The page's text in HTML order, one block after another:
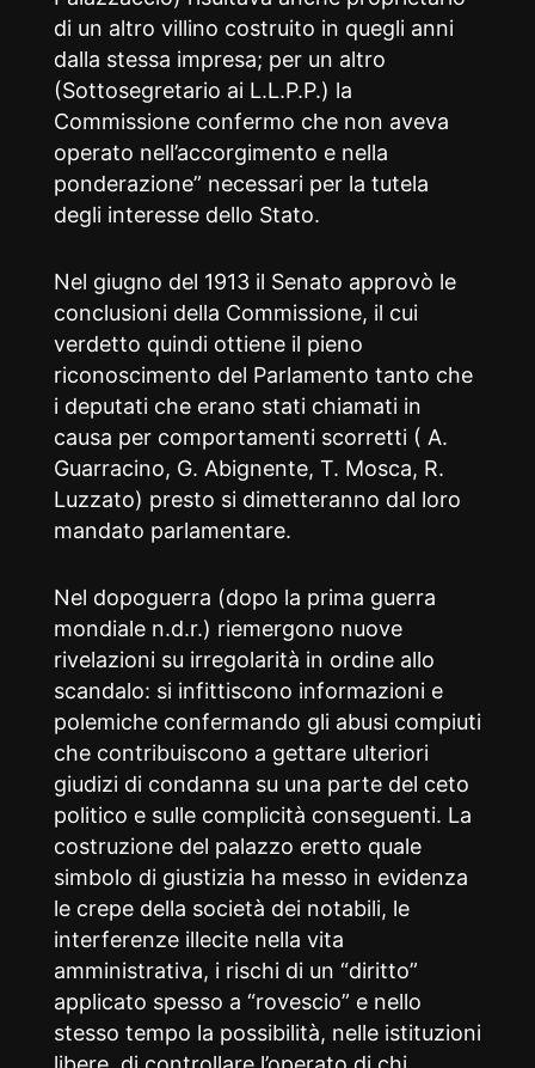
di un altro villino costruito in quegli anni
dalla stessa impresa; per un altro
(Sottosegretario ai L.L.P.P.) la
Commissione confermo che non aveva
operato nell’accorgimento e nella
ponderazione” necessari per la tutela
degli interesse dello Stato.
Nel giugno del 1913 il Senato approvò le
conclusioni della Commissione, il cui
verdetto quindi ottiene il pieno
riconoscimento del Parlamento tanto che
i deputati che erano stati chiamati in
causa per comportamenti scorretti ( A.
Guarracino, G. Abignente, T. Mosca, R.
Luzzato) presto si dimetteranno dal loro
mandato parlamentare.
Nel dopoguerra (dopo la prima guerra
mondiale n.d.r.) riemergono nuove
rivelazioni su irregolarità in ordine allo
scandalo: si infittiscono informazioni e
polemiche confermando gli abusi compiuti
che contribuiscono a gettare ulteriori
giudizi di condanna su una parte del ceto
politico e sulle complicità conseguenti. La
costruzione del palazzo eretto quale
simbolo di giustizia ha messo in evidenza
le crepe della società dei notabili, le
interferenze illecite nella vita
amministrativa, i rischi di un “diritto”
applicato spesso a “rovescio” e nello
stesso tempo la possibilità, nelle istituzioni